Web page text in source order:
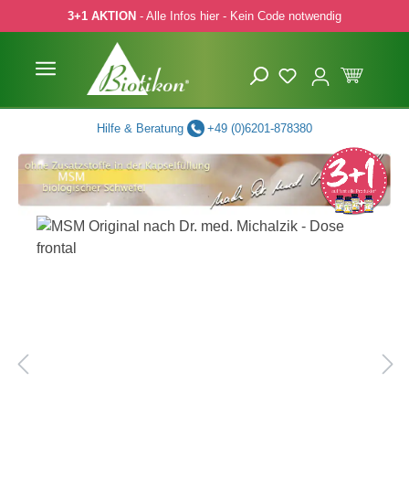
Hauptinhalt springen
Zur Suche springen
Zur Hauptnavigation springen
3+1 AKTION - Alle Infos hier - Kein Code notwendig
Hilfe & Beratung +49 (0)6201-878380